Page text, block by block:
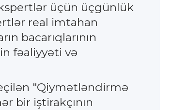
üçün üçgünlük
real imtahan
bacarıqlarının
fəaliyyəti və
"Qiymətləndirmə
bir iştirakçının